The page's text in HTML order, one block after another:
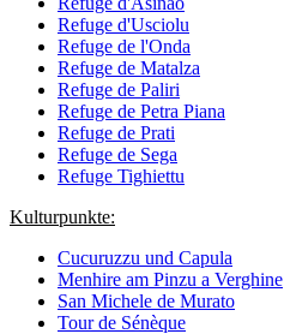
Refuge d'Usciolu
Refuge de l'Onda
Refuge de Matalza
Refuge de Paliri
Refuge de Petra Piana
Refuge de Prati
Refuge de Sega
Refuge Tighiettu
Kulturpunkte:
Cucuruzzu und Capula
Menhire am Pinzu a Verghine
San Michele de Murato
Tour de Sénèque